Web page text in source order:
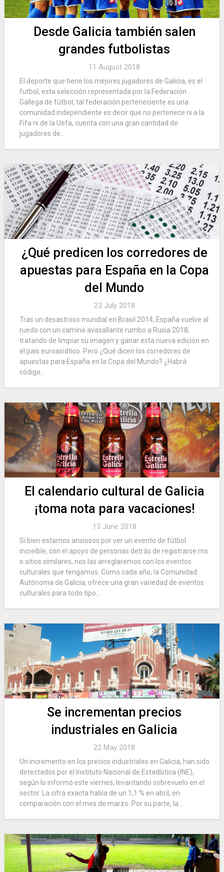
Desde Galicia también salen
grandes futbolistas
11 August 2018
El deporte que tiene los mejores jugadores de Galicia, es el
futbol, esta selección representada por la Federación
Gallega de fútbol, tal federación perteneciente es una
comunidad independiente es decir que no pertenece ni a la
Fifa ni de la Uefa, cuenta con una gran cantidad de
jugadores de...
¿Qué predicen los corredores de
apuestas para España en la Copa
del Mundo
23 July 2018
Tras un desastroso mundial en Brasil 2014, España vuelve al
ruedo con un camino avasallante rumbo a Rusia 2018,
tratando de limpiar su imagen y ganar esta nueva edición en
el país euroasiático. Pero ¿Qué dicen los corredores de
apuestas para España en la Copa del Mundo? ¿Habrá
código...
El calendario cultural de Galicia
¡toma nota para vacaciones!
13 June 2018
Si bien estamos ansiosos por ver un evento de fútbol
increíble, con el apoyo de personas detrás de registrarse.mx
o sitios similares, nos las arreglaremos con los eventos
culturales que tengamos. Como cada año, la Comunidad
Autónoma de Galicia, ofrece una gran variedad de eventos
culturales para todo tipo...
Se incrementan precios
industriales en Galicia
22 May 2018
Un incremento en los precios industriales en Galicia, han sido
detectados por el Instituto Nacional de Estadística (INE),
según lo informó este viernes, levantando sobrevuelo en el
sector. La cifra exacta habla de un 1,1 % en abril, en
comparación con el mes de marzo. Por su parte, la...